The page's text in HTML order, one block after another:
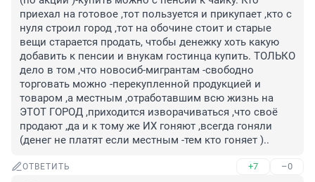
приехал на готовое ,тот пользуется и прикупает ,кто с
нуля строил город ,тот на обочине стоит и старые
вещи старается продать, чтобы денежку хоть какую
добавить к пенсии и внукам гостинца купить. ТОЛЬКО
дело в том ,что новосиб-мигрантам -свободно
торговать можно -перекупленной продукцией и
товаром ,а местным ,отработавшим всю жизнь на
ЭТОТ ГОРОД ,приходится изворачиваться ,что своё
продают ,да и к тому же ИХ гоняют ,всегда гоняли
(денег не платят если местным -тем кто гоняет )..
ОТВЕТИТЬ +7 –0